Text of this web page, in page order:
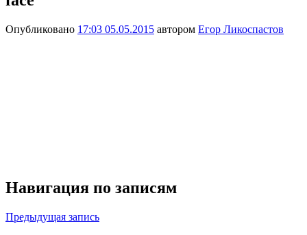
Опубликовано 17:03 05.05.2015 автором Егор Ликоспастов
Навигация по записям
Предыдущая запись